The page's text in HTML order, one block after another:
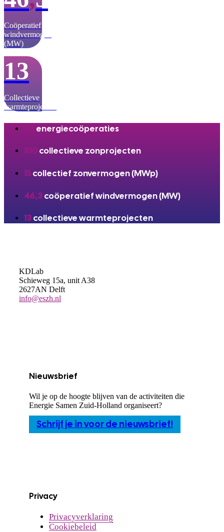
Coöperatief
windvermogen
(MW)
13
Collectieve
warmteprojecten
energiecoöperaties
100collectieve zonprojecten
15collectief zonvermogen (MWp)
46,3coöperatief windvermogen (MW)
13collectieve warmteprojecten
KDLab
Schieweg 15a, unit A38
2627AN Delft
info@eszh.nl
Nieuwsbrief
Wil je op de hoogte blijven van de activiteiten die
Energie Samen Zuid-Holland organiseert?
Schrijf je in voor de nieuwsbrief!
Privacy
Privacyverklaring
Cookiebeleid